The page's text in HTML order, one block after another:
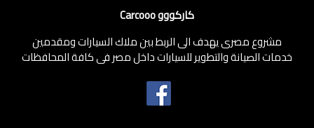
كاركووو Carcooo
مشروع مصرى يهدف الى الربط بين ملاك السيارات ومقدمين
خدمات الصيانة والتطوير للسيارات داخل مصر فى كافة المحافظات